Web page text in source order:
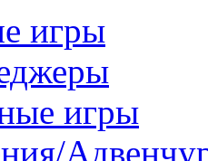
игры
игры